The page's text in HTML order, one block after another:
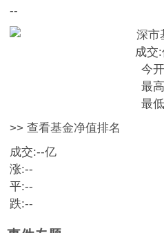
--
成交:
今
最
最
>> 查看基金净值排名
成交:--亿
涨:--
平:--
跌:--